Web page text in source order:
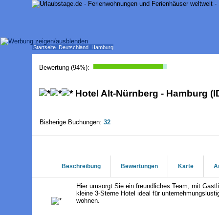
Startseite Deutschland Hamburg
Bewertung (94%):
Hotel Alt-Nürnberg - Hamburg
Bisherige Buchungen: 32
Beschreibung Bewertungen Karte
Hier umsorgt Sie ein freundliches Team, mit
kleine 3-Sterne Hotel ideal für
wohnen.